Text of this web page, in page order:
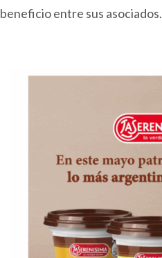
beneficio entre sus asociados.